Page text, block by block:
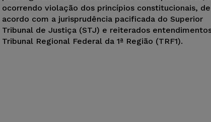
ocorrendo violação dos princípios constitucionais, de
acordo com a jurisprudência pacificada do Superior
Tribunal de Justiça (STJ) e reiterados
Tribunal Regional Federal da 1ª Região (TRF1).